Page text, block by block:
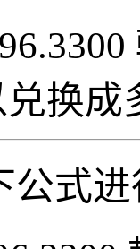
换成
公式